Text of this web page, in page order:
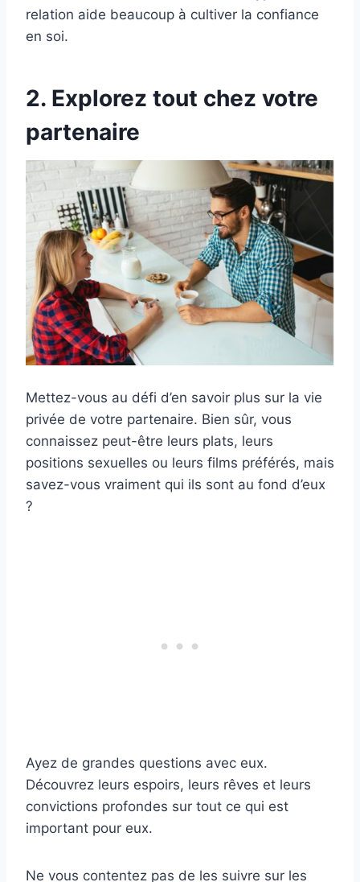
relation aide beaucoup à cultiver la confiance
en soi.
2. Explorez tout chez votre
partenaire
Mettez-vous au défi d’en savoir plus sur la vie
privée de votre partenaire. Bien sûr, vous
connaissez peut-être leurs plats, leurs
positions sexuelles ou leurs films préférés, mais
savez-vous vraiment qui ils sont au fond d’eux
?
Ayez de grandes questions avec eux.
Découvrez leurs espoirs, leurs rêves et leurs
convictions profondes sur tout ce qui est
important pour eux.
Ne vous contentez pas de les suivre sur les